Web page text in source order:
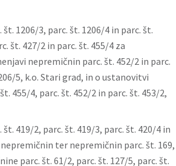
1206/3, parc. št. 1206/4 in parc. št.
št. 427/2 in parc. št. 455/4 za
nepremičnin parc. št. 452/2 in parc.
5, k.o. Stari grad, in o ustanovitvi
455/4, parc. št. 452/2 in parc. št. 453/2,
419/2, parc. št. 419/3, parc. št. 420/4 in
ter nepremičnin parc. št. 169,
parc. št. 61/2, parc. št. 127/5, parc. št.